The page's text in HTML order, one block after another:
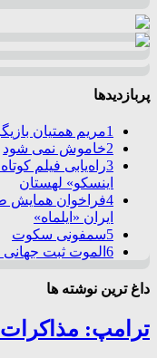
پربازدیدها
1مریم همتیان
2خاموش نمی شود
3راه‌یابی فیلم
اینسکو» لهستان
4فراخوان همایش
ایران «ایلماه»
5سمفونی سکوت
6 الموت ثبت
داغ ترین نوشته ها
ترامپ: